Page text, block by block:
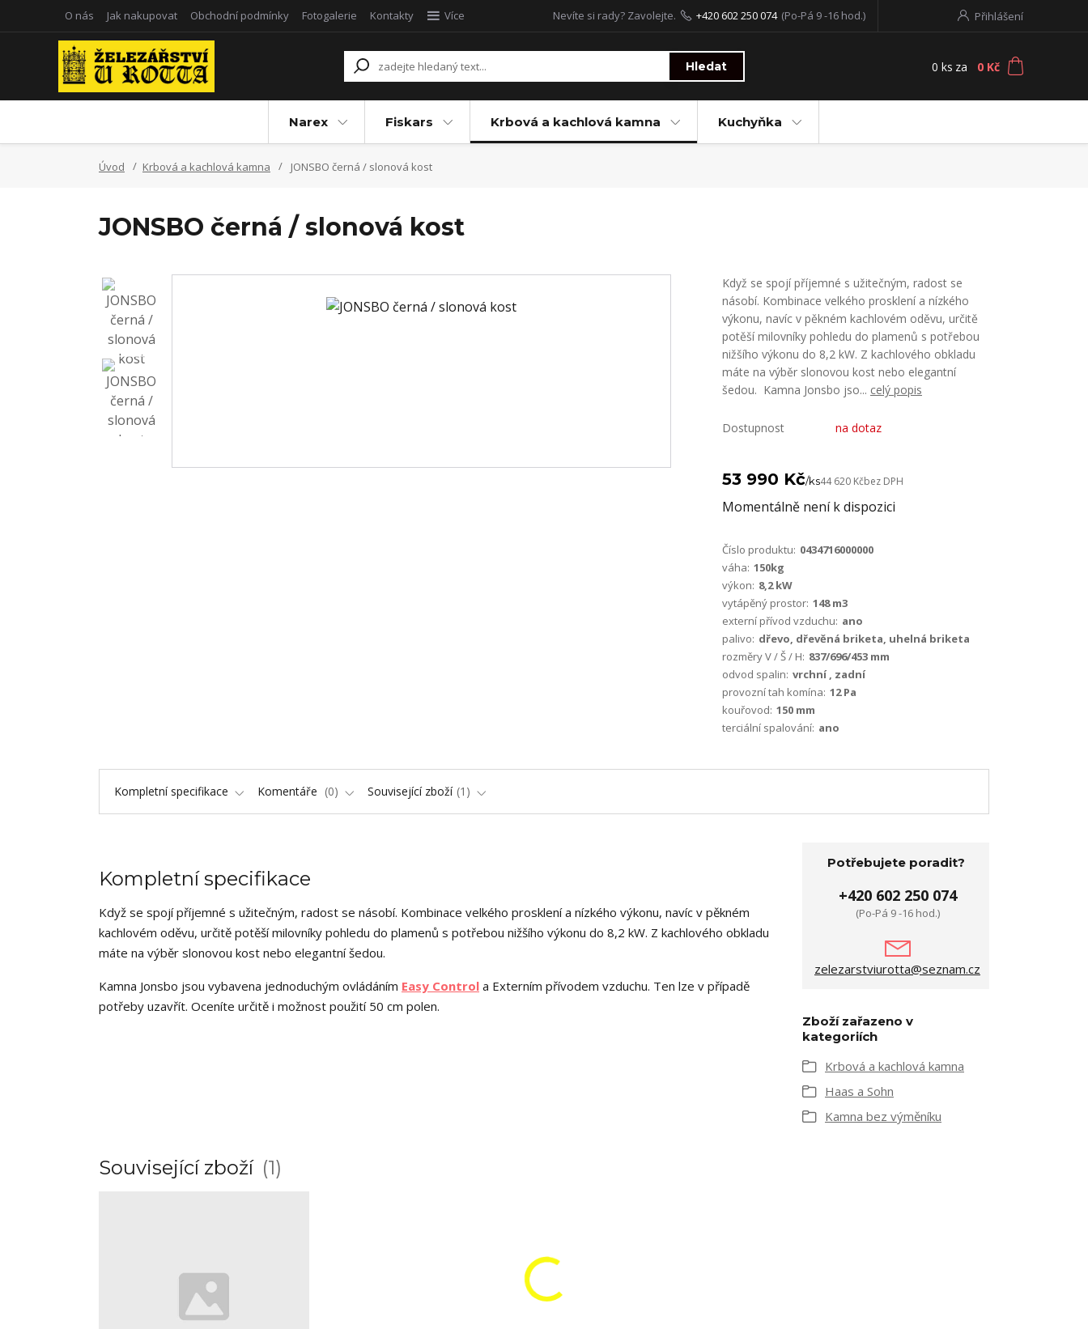
O nás Jak nakupovat Obchodní podmínky Fotogalerie Kontakty Více Přihlášení
Hledat
Nevíte si rady? Zavolejte. +420 602 250 074 (Po-Pá 9 -16 hod.)
0 ks za 0 Kč
Narex Fiskars Krbová a kachlová kamna Kuchyňka
Úvod Krbová a kachlová kamna JONSBO černá / slonová kost
JONSBO černá / slonová kost
Když se spojí příjemné s užitečným, radost se
násobí. Kombinace velkého prosklení a nízkého
výkonu, navíc v pěkném kachlovém oděvu, určitě
potěší milovníky pohledu do plamenů s potřebou
nižšího výkonu do 8,2 kW. Z kachlového obkladu
máte na výběr slonovou kost nebo elegantní
šedou. Kamna Jonsbo jso... celý popis
Dostupnost na dotaz
53 990 Kč/ks44 620 Kčbez DPH
Momentálně není k dispozici
Číslo produktu: 0434716000000
váha: 150kg
výkon: 8,2 kW
vytápěný prostor: 148 m3
externí přívod vzduchu: ano
palivo: dřevo, dřevěná briketa, uhelná briketa
rozměry V / Š / H: 837/696/453 mm
odvod spalin: vrchní , zadní
provozní tah komína: 12 Pa
kouřovod: 150 mm
terciální spalování: ano
Kompletní specifikace Komentáře 0 Související zboží 1
Kompletní specifikace
Když se spojí příjemné s užitečným, radost se násobí. Kombinace velkého prosklení a nízkého výkonu, navíc v pěkném
kachlovém oděvu, určitě potěší milovníky pohledu do plamenů s potřebou nižšího výkonu do 8,2 kW. Z kachlového obkladu
máte na výběr slonovou kost nebo elegantní šedou.
Kamna Jonsbo jsou vybavena jednoduchým ovládáním Easy Control a Externím přívodem vzduchu. Ten lze v případě
potřeby uzavřít. Oceníte určitě i možnost použití 50 cm polen.
Potřebujete poradit?
+420 602 250 074
(Po-Pá 9 -16 hod.)
zelezarstviurotta@seznam.cz
Zboží zařazeno v
kategoriích
Krbová a kachlová kamna
Haas a Sohn
Kamna bez výměníku
Související zboží 1